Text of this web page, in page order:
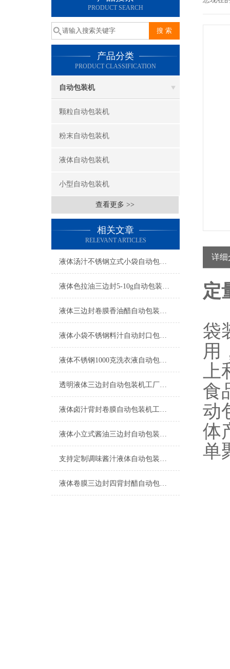
PRODUCT SEARCH
产品分类
PRODUCT CLASSIFICATION
自动包装机
颗粒自动包装机
粉末自动包装机
液体自动包装机
小型自动包装机
查看更多 >>
相关文章
RELEVANT ARTICLES
液体汤汁不锈钢立式小袋自动包装机工厂生产
液体色拉油三边封5-10g自动包装机简介
液体三边封卷膜香油醋自动包装机操作简单
液体小袋不锈钢料汁自动封口包装机厂家
液体不锈钢1000克洗衣液自动包装机厂家
透明液体三边封自动包装机工厂生产
液体卤汁背封卷膜自动包装机工厂生产
液体小立式酱油三边封自动包装机简介
支持定制调味酱汁液体自动包装机厂家
液体卷膜三边封四背封醋自动包装机厂家
详细
定
袋
用
上
食
动
体
单